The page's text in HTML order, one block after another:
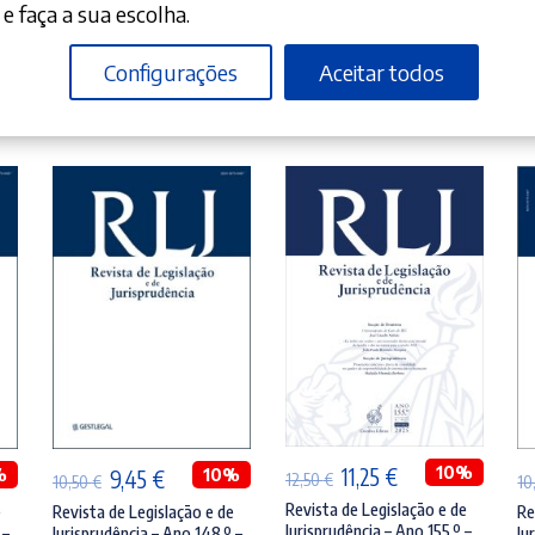
10,50€ O
preço
9,45 €O
preço
10%
Revista de Legislação e de
ADICIONAR
12,50€ O
preço
11,25 €O
preço
10%
Revista de Legislação e de
Jurisprudência – Ano 155.º –
e faça a sua escolha.
Configurações Aceitar todos